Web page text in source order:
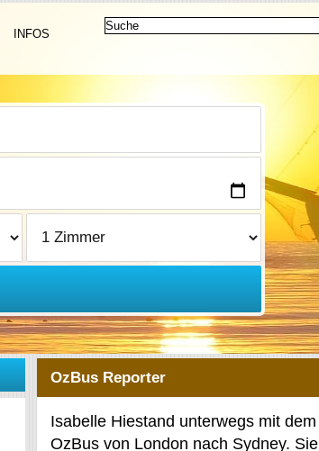
INFOS
OzBus Reporter
Isabelle Hiestand unterwegs mit dem
OzBus von London nach Sydney. Sie